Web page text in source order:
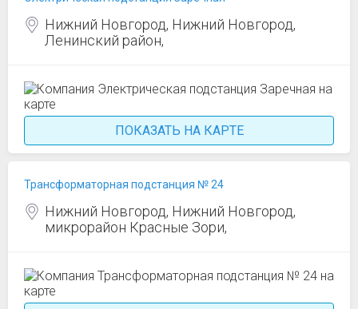
Нижний Новгород, Нижний Новгород,
Ленинский район,
ПОКАЗАТЬ НА КАРТЕ
Трансформаторная подстанция № 24
Нижний Новгород, Нижний Новгород,
микрорайон Красные Зори,